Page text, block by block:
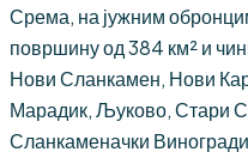
Срема, на јужним
површину од 384 км² и
Нови Сланкамен, Нови
Марадик, Љуково, Стари
Сланкаменачки